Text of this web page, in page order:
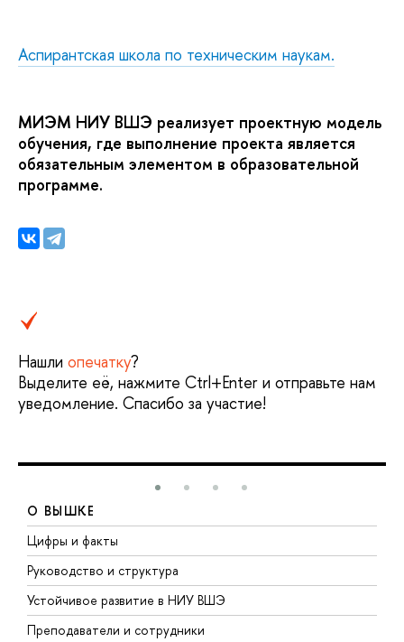
Аспирантская школа по техническим наукам.
МИЭМ НИУ ВШЭ реализует проектную модель
обучения, где выполнение проекта является
обязательным элементом в образовательной
программе.
Нашли опечатку?
Выделите её, нажмите Ctrl+Enter и отправьте нам
уведомление. Спасибо за участие!
О ВЫШКЕ
Цифры и факты
Руководство и структура
Устойчивое развитие в НИУ ВШЭ
Преподаватели и сотрудники